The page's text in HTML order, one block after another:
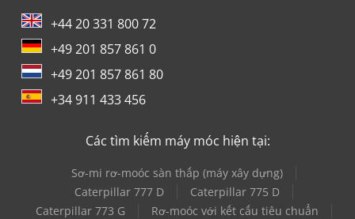
+44 20 331 800 72
+49 201 857 861 0
+49 201 857 861 80
+34 911 433 456
Các tìm kiếm máy móc hiện tại:
Sơ-mi rơ-moóc sàn thấp (máy xây dựng)
Caterpillar 777 D
Caterpillar 775 D
Caterpillar 773 G
Rơ-moóc với kết cấu tiêu chuẩn